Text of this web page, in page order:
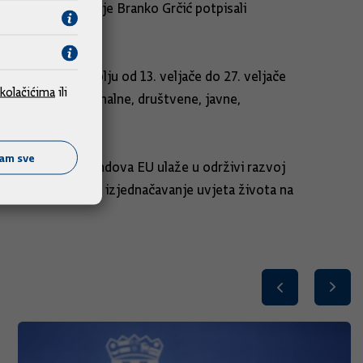
Europske unije Branko Grčić potpisali
u razdoblju od 13. veljače do 27. veljače
objekata komunalne, društvene, javne,
razvoja i fondova EU ulaže u održivi razvoj
otočana, kao i izjednačavanje uvjeta života na
ili
sve